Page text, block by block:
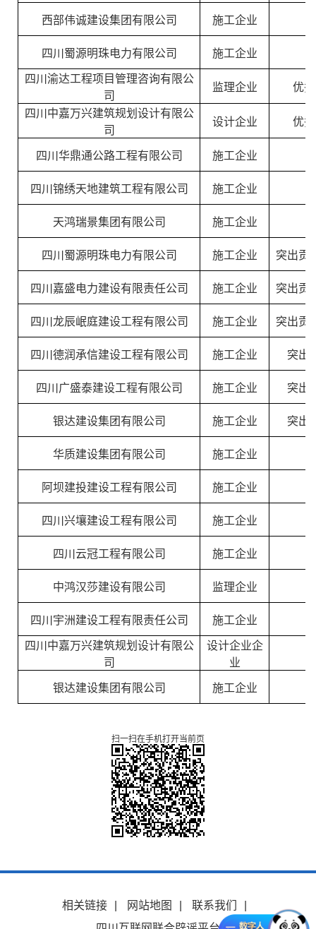
西部伟诚建设集团有限公司 施工企业
四川蜀源明珠电力有限公司 施工企业
四川渝达工程项目管理咨询有限公
司
监理企业 优
四川中嘉万兴建筑规划设计有限公
司
设计企业 优
四川华鼎通公路工程有限公司 施工企业
四川锦绣天地建筑工程有限公司 施工企业
天鸿瑞景集团有限公司 施工企业
四川蜀源明珠电力有限公司 施工企业 突出贡
四川嘉盛电力建设有限责任公司 施工企业 突出贡
四川龙辰岷庭建设工程有限公司 施工企业 突出贡
四川德润承信建设工程有限公司 施工企业 突出
四川广盛泰建设工程有限公司 施工企业 突出
银达建设集团有限公司 施工企业 突出
华质建设集团有限公司 施工企业
阿坝建投建设工程有限公司 施工企业
四川兴壤建设工程有限公司 施工企业
四川云冠工程有限公司 施工企业
中鸿汉莎建设有限公司 监理企业
四川宇洲建设工程有限责任公司 施工企业
四川中嘉万兴建筑规划设计有限公
司
设计企业企
业
银达建设集团有限公司 施工企业
扫一扫在手机打开当前页
相关链接 网站地图 联系我们